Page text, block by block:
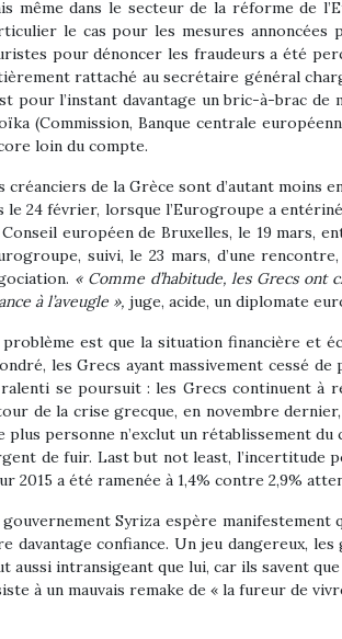
même dans le secteur de la réforme de
le cas pour les mesures annoncées
pour dénoncer les fraudeurs a été
rattaché au secrétaire général
pour l’instant davantage un bric-à-brac
(Commission, Banque centrale
loin du compte.
créanciers de la Grèce sont d’autant moins
le 24 février, lorsque l’Eurogroupe a
européen de Bruxelles, le 19 mars,
suivi, le 23 mars, d’une
« Comme d’habitude, les Grecs ont
à l’aveugle », juge, acide, un diplomate
est que la situation financière et
les Grecs ayant massivement cessé
se poursuit : les Grecs continuent à
de la crise grecque, en novembre
plus personne n’exclut un rétablissement du
de fuir. Last but not least, l’incertitude
2015 a été ramenée à 1,4% contre 2,9%
Syriza espère manifestement
davantage confiance. Un jeu dangereux,
aussi intransigeant que lui, car ils savent
à un mauvais remake de « la fureur de